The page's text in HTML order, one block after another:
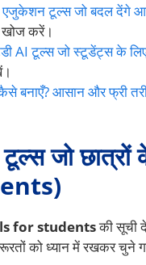
टूल्स जो बदल देंगे
करें।
AI टूल्स जो स्टूडेंट्स के
बनाएँ? आसान और फ्री
जो
for studentsकी सूची
को ध्यान में रखकर चुने